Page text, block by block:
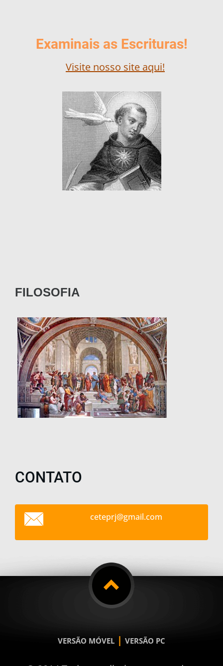
Examinais as Escrituras!
Visite nosso site aqui!
FILOSOFIA
CONTATO
ceteprj@gmail.com
VERSÃO MÓVEL | VERSÃO PC